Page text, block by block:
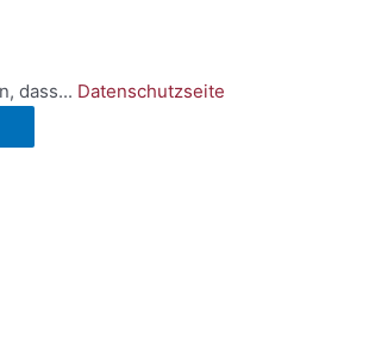
dass... Datenschutzseite